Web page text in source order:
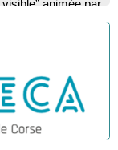
- Pitretu è
Morin :
Mediateca
Pitretu è
ditu